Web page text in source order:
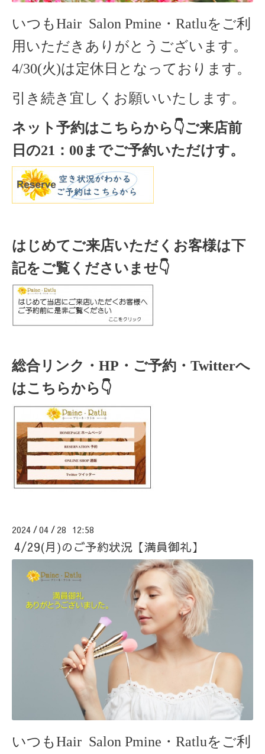
いつもHair Salon Pmine・Ratluをご利
用いただきありがとうございます。
4/30(火)は定休日となっております。
引き続き宜しくお願いいたします。
ネット予約はこちらから👇ご来店前
日の21 ： 00までご予約いただけす。
はじめてご来店いただくお客様は下
記をご覧くださいませ👇
総合リンク・HP・ご予約・Twitterへ
はこちらから👇
2024 /04 / 28 12:58
4/29(月)のご予約状況【満員御礼】
いつもHair Salon Pmine・Ratluをご利